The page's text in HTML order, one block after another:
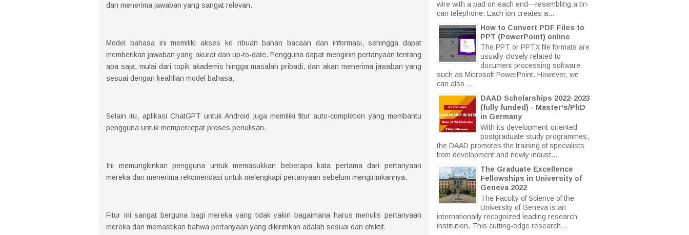
dan menerima jawaban yang sangat relevan.
Model bahasa ini memiliki akses ke ribuan bahan bacaan dan informasi, sehingga dapat
memberikan jawaban yang akurat dan up-to-date. Pengguna dapat mengirim pertanyaan tentang
apa saja, mulai dari topik akademis hingga masalah pribadi, dan akan menerima jawaban yang
sesuai dengan keahlian model bahasa.
Selain itu, aplikasi ChatGPT untuk Android juga memiliki fitur auto-completion yang membantu
pengguna untuk mempercepat proses penulisan.
Ini memungkinkan pengguna untuk memasukkan beberapa kata pertama dari pertanyaan
mereka dan menerima rekomendasi untuk melengkapi pertanyaan sebelum mengirimkannya.
Fitur ini sangat berguna bagi mereka yang tidak yakin bagaimana harus menulis pertanyaan
mereka dan memastikan bahwa pertanyaan yang dikirimkan adalah sesuai dan efektif.
wire with a pad on each end—resembling a tin-
can telephone. Each ion creates a...
How to Convert PDF Files to
PPT (PowerPoint) online
The PPT or PPTX file formats are
usually closely related to
document processing software
such as Microsoft PowerPoint. However, we
can also ...
DAAD Scholarships 2022-2023
(fully funded) - Master's/PhD
in Germany
With its development-oriented
postgraduate study programmes,
the DAAD promotes the training of specialists
from development and newly indust...
The Graduate Excellence
Fellowships in University of
Geneva 2022
The Faculty of Science of the
University of Geneva is an
internationally recognized leading research
institution. This cutting-edge research...